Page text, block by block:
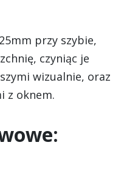
przy szybie,
czyniąc je
wizualnie, oraz
z oknem.